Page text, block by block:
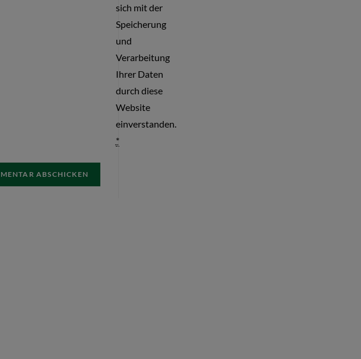
sich mit der
Speicherung
und
Verarbeitung
Ihrer Daten
durch diese
Website
einverstanden.
*